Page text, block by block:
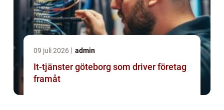
09 juli 2026 admin
It-tjänster göteborg som driver företag
framåt